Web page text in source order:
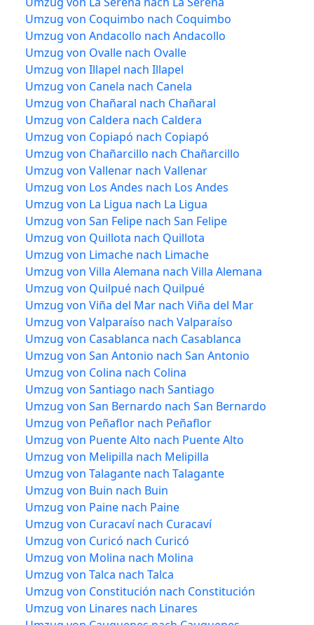
Umzug von Coquimbo nach Coquimbo
Umzug von Andacollo nach Andacollo
Umzug von Ovalle nach Ovalle
Umzug von Illapel nach Illapel
Umzug von Canela nach Canela
Umzug von Chañaral nach Chañaral
Umzug von Caldera nach Caldera
Umzug von Copiapó nach Copiapó
Umzug von Chañarcillo nach Chañarcillo
Umzug von Vallenar nach Vallenar
Umzug von Los Andes nach Los Andes
Umzug von La Ligua nach La Ligua
Umzug von San Felipe nach San Felipe
Umzug von Quillota nach Quillota
Umzug von Limache nach Limache
Umzug von Villa Alemana nach Villa Alemana
Umzug von Quilpué nach Quilpué
Umzug von Viña del Mar nach Viña del Mar
Umzug von Valparaíso nach Valparaíso
Umzug von Casablanca nach Casablanca
Umzug von San Antonio nach San Antonio
Umzug von Colina nach Colina
Umzug von Santiago nach Santiago
Umzug von San Bernardo nach San Bernardo
Umzug von Peñaflor nach Peñaflor
Umzug von Puente Alto nach Puente Alto
Umzug von Melipilla nach Melipilla
Umzug von Talagante nach Talagante
Umzug von Buin nach Buin
Umzug von Paine nach Paine
Umzug von Curacaví nach Curacaví
Umzug von Curicó nach Curicó
Umzug von Molina nach Molina
Umzug von Talca nach Talca
Umzug von Constitución nach Constitución
Umzug von Linares nach Linares